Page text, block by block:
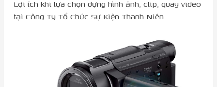
Lợi ích khi lựa chọn dựng hình ảnh, clip, quay video
tại Công Ty Tổ Chức Sự Kiện Thanh Niên